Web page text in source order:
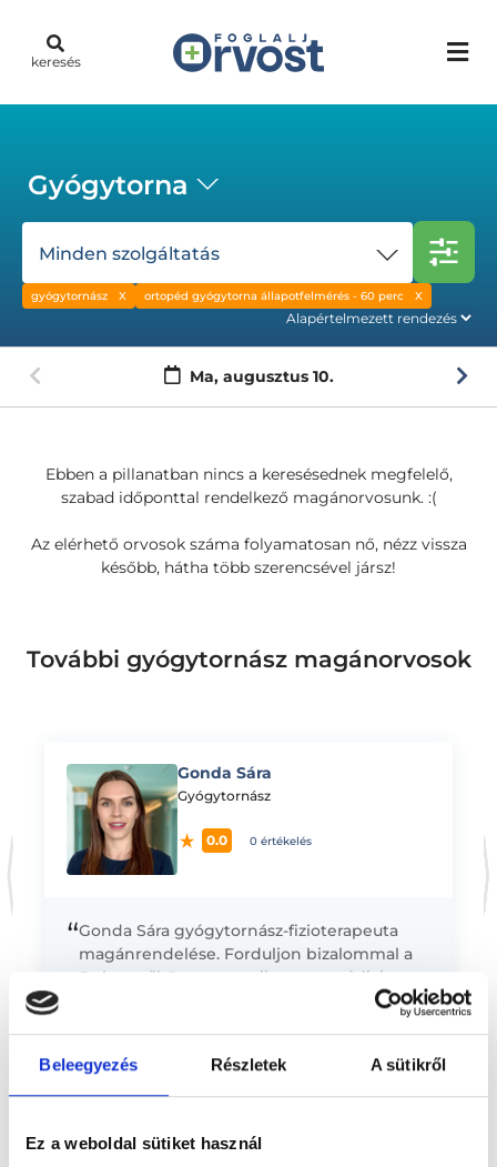
Beleegyezés Részletek A sütikről
Ez a weboldal sütiket használ
keresés
Gyógytorna
Minden szolgáltatás
gyógytornász ortopéd gyógytorna állapotfelmérés - 60 perc
Ma, augusztus 10.
Ebben a pillanatban nincs a keresésednek megfelelő,
szabad időponttal rendelkező magánorvosunk. :(
Az elérhető orvosok száma folyamatosan nő, nézz vissza
később, hátha több szerencsével jársz!
További gyógytornász magánorvosok
Gonda Sára
Gyógytornász
0.0 0 értékelés
“Gonda Sára gyógytornász-fizioterapeuta
magánrendelése. Forduljon bizalommal a
Doktornőhöz, amennyiben ortopédiai,
traumatológiai, szülészet-nőgyógyászati és
urológiai szakterületeken panaszai vannak
14 éves kortól...
Előző* Szakorvos jelölt (rezidens): általános orvosi oklevéllel rendelkező
orvos, aki jogszabályok szerinti szakorvosi szakképesítés
felelősséggel tartozik és azt közvetlenül felügyeli az egészségügyi